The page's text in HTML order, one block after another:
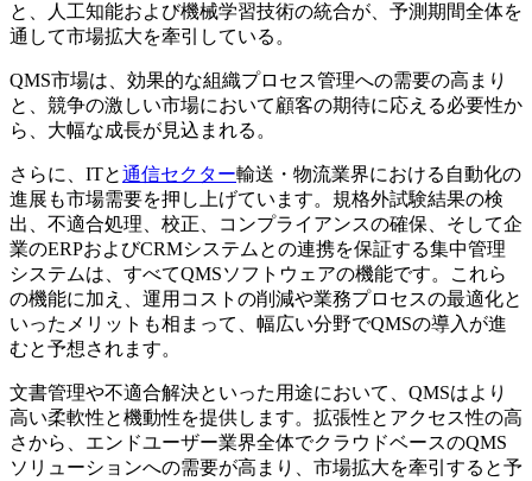
と、人工知能および機械学習技術の統合が、予測期間全体を
通して市場拡大を牽引している。
QMS市場は、効果的な組織プロセス管理への需要の高まり
と、競争の激しい市場において顧客の期待に応える必要性か
ら、大幅な成長が見込まれる。
さらに、ITと通信セクター輸送・物流業界における自動化の
進展も市場需要を押し上げています。規格外試験結果の検
出、不適合処理、校正、コンプライアンスの確保、そして企
業のERPおよびCRMシステムとの連携を保証する集中管理
システムは、すべてQMSソフトウェアの機能です。これら
の機能に加え、運用コストの削減や業務プロセスの最適化と
いったメリットも相まって、幅広い分野でQMSの導入が進
むと予想されます。
文書管理や不適合解決といった用途において、QMSはより
高い柔軟性と機動性を提供します。拡張性とアクセス性の高
さから、エンドユーザー業界全体でクラウドベースのQMS
ソリューションへの需要が高まり、市場拡大を牽引すると予